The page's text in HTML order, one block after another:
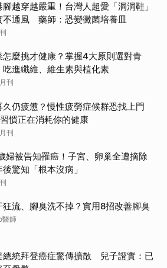
腳越穿越嚴重！台灣人超愛「洞洞鞋」
不通風 藥師：恐變黴菌培養皿
怎麼挑才健康？掌握4大原則選對青
吃進纖維、維生素與植化素
刊
久仍疲憊？慢性疲勞症候群恐找上門
慣正在消耗你的健康
刊
婦被告知罹癌！子宮、卵巢全遭摘除
驚知「根本沒病」
狂流、腳臭洗不掉？實用8招改善腳臭
醫師
總統拜登癌症驚傳擴散 兒子證實：已